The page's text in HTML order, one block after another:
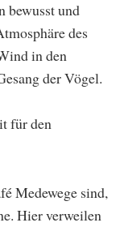
bewusst und
des
in den
der Vögel.
für den
Medewege sind,
Hier verweilen